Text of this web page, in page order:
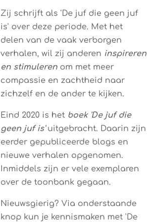
Zij schrijft als 'De juf die geen juf
is' over deze periode. Met het
delen van de vaak verborgen
verhalen, wil zij anderen inspireren
en stimulerenom met meer
compassie en zachtheid naar
zichzelf en de ander te kijken.
Eind 2020 is het boek 'De juf die
geen juf is'uitgebracht. Daarin zijn
eerder gepubliceerde blogs en
nieuwe verhalen opgenomen.
Inmiddels zijn er vele exemplaren
over de toonbank gegaan.
Nieuwsgierig? Via onderstaande
knop kun je kennismaken met 'De